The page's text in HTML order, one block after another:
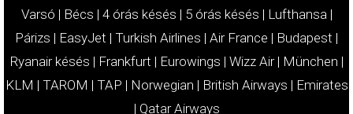
Varsó | Bécs | 4 órás késés | 5 órás késés | Lufthansa |
Párizs | EasyJet | Turkish Airlines | Air France | Budapest |
Ryanair késés | Frankfurt | Eurowings | Wizz Air| München |
KLM | TAROM | TAP | Norwegian | British Airways | Emirates
| Qatar Airways